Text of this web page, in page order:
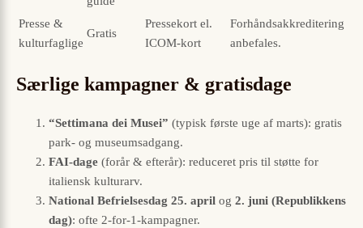
Presse &
kulturfaglige
Gratis
Pressekort el.
ICOM-kort
Forhåndsakkreditering
anbefales.
Særlige kampagner & gratisdage
“Settimana dei Musei” (typisk første uge af marts): gratis
park- og museumsadgang.
FAI-dage (forår & efterår): reduceret pris til støtte for
italiensk kulturarv.
National Befrielsesdag 25. april og 2. juni (Republikkens
dag): ofte 2-for-1-kampagner.